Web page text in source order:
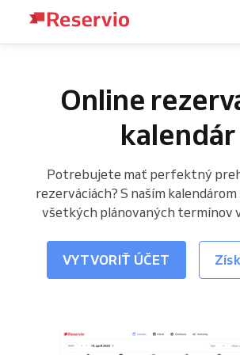
Online
kalendár
Potrebujete mať perfektný
rezerváciách? S naším
všetkých plánovaných termínov
VYTVORIŤ ÚČET